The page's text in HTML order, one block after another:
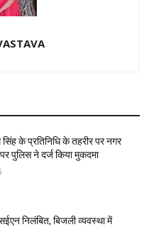
सिंह के प्रतिनिधि के तहरीर पर नगर
पुलिस ने दर्ज किया मुकदमा
निलंबित, बिजली व्यवस्था में